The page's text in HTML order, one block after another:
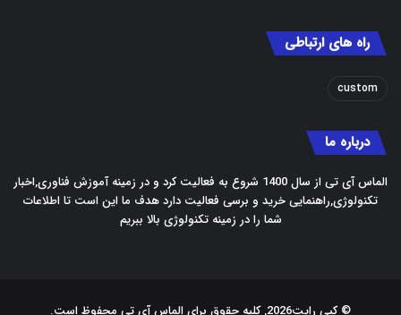
راه های ارتباطی
custom
درباره ما
الماس آی تی از سال 1400 شروع به فعالیت کرد و در زمینه آموزش فناوری,اخبار
تکنولوژی,راهنمایی خرید و برسی فعالیت دارد هدف ما این است تا اطلاعات
شما را در زمینه تکنولوژی بالا ببریم